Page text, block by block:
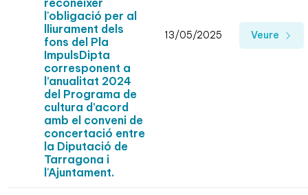
reconèixer
l'obligació per al
lliurament dels
fons del Pla
ImpulsDipta
corresponent a
l’anualitat 2024
del Programa de
cultura d’acord
amb el conveni de
concertació entre
la Diputació de
Tarragona i
l'Ajuntament.
13/05/2025 Veure